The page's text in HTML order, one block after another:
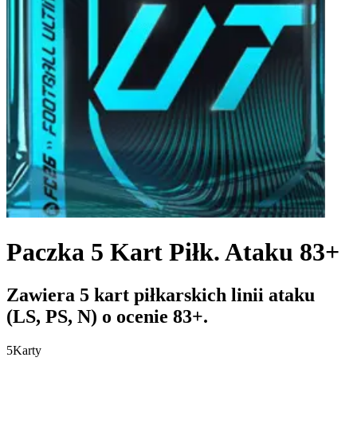
Paczka 5 Kart Piłk. Ataku 83+
Zawiera 5 kart piłkarskich linii ataku
(LS, PS, N) o ocenie 83+.
5Karty